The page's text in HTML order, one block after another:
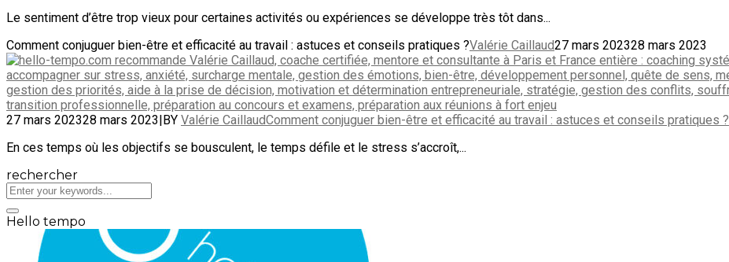
Le sentiment d’être trop vieux pour certaines activités ou expériences se développe très tôt dans...
Comment conjuguer bien-être et efficacité au travail : astuces et conseils pratiques ?Valérie Caillaud27 mars 202328 mars 2023
27 mars 202328 mars 2023 BY Valérie CaillaudComment conjuguer bien-être et efficacité au travail : astuces et conseils pratiques ?
En ces temps où les objectifs se bousculent, le temps défile et le stress s’accroît,...
rechercher
Hello tempo